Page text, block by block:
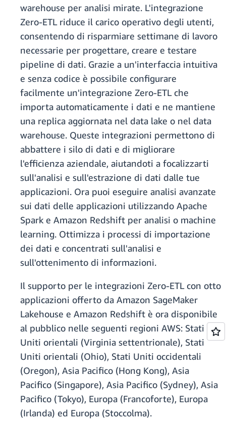
warehouse per analisi mirate. L'integrazione
Zero-ETL riduce il carico operativo degli utenti,
consentendo di risparmiare settimane di lavoro
necessarie per progettare, creare e testare
pipeline di dati. Grazie a un'interfaccia intuitiva
e senza codice è possibile configurare
facilmente un'integrazione Zero-ETL che
importa automaticamente i dati e ne mantiene
una replica aggiornata nel data lake o nel data
warehouse. Queste integrazioni permettono di
abbattere i silo di dati e di migliorare
l'efficienza aziendale, aiutandoti a focalizzarti
sull'analisi e sull'estrazione di dati dalle tue
applicazioni. Ora puoi eseguire analisi avanzate
sui dati delle applicazioni utilizzando Apache
Spark e Amazon Redshift per analisi o machine
learning. Ottimizza i processi di importazione
dei dati e concentrati sull'analisi e
sull'ottenimento di informazioni.
Il supporto per le integrazioni Zero-ETL con otto
applicazioni offerto da Amazon SageMaker
Lakehouse e Amazon Redshift è ora disponibile
al pubblico nelle seguenti regioni AWS: Stati
Uniti orientali (Virginia settentrionale), Stati
Uniti orientali (Ohio), Stati Uniti occidentali
(Oregon), Asia Pacifico (Hong Kong), Asia
Pacifico (Singapore), Asia Pacifico (Sydney), Asia
Pacifico (Tokyo), Europa (Francoforte), Europa
(Irlanda) ed Europa (Stoccolma).